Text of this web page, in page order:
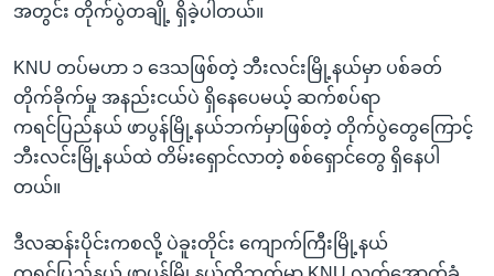
အတွင်း တိုက်ပွဲတချို့ ရှိခဲ့ပါတယ်။
KNU တပ်မဟာ ၁ ဒေသဖြစ်တဲ့ ဘီးလင်းမြို့နယ်မှာ ပစ်ခတ်
တိုက်ခိုက်မှု အနည်းငယ်ပဲ ရှိနေပေမယ့် ဆက်စပ်ရာ
ကရင်ပြည်နယ် ဖာပွန်မြို့နယ်ဘက်မှာဖြစ်တဲ့ တိုက်ပွဲတွေကြောင့်
ဘီးလင်းမြို့နယ်ထဲ တိမ်းရှောင်လာတဲ့ စစ်ရှောင်တွေ ရှိနေပါ
တယ်။
ဒီလဆန်းပိုင်းကစလို့ ပဲခူးတိုင်း ကျောက်ကြီးမြို့နယ်